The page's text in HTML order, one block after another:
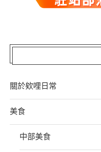
關於欸哩日常
美食
中部美食